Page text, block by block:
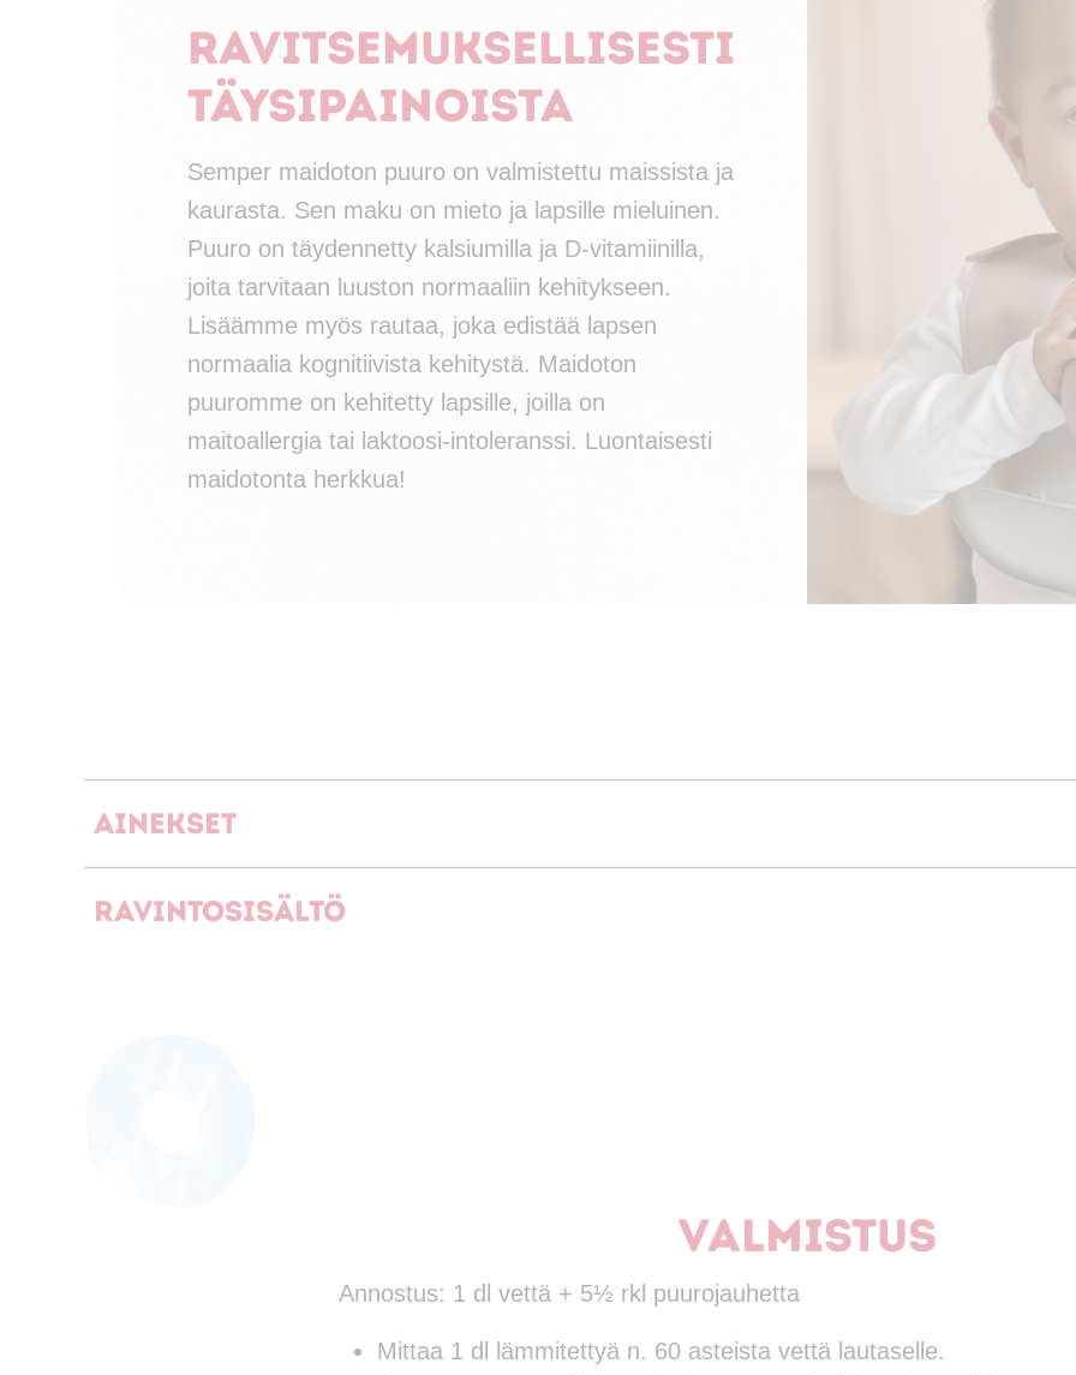
Ravitsemuksellisesti
täysipainoista
Semper maidoton puuro on valmistettu maissista ja
kaurasta. Sen maku on mieto ja lapsille mieluinen.
Puuro on täydennetty kalsiumilla ja D-vitamiinilla,
joita tarvitaan luuston normaaliin kehitykseen.
Lisäämme myös rautaa, joka edistää lapsen
normaalia kognitiivista kehitystä. Maidoton
puuromme on kehitetty lapsille, joilla on
maitoallergia tai laktoosi-intoleranssi. Luontaisesti
maidotonta herkkua!
Ainekset
Ravintosisältö
Valmistus
Annostus: 1 dl vettä + 5½ rkl puurojauhetta
Mittaa 1 dl lämmitettyä n. 60 asteista vettä lautaselle.